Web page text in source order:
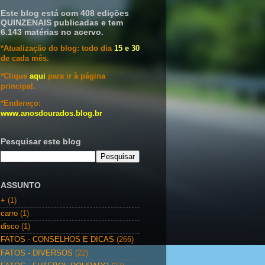
Este blog está com 408 edições
QUINZENAIS publicadas e tem
6.143 matérias no acervo.
*Atualização do blog: todo dia 15 e 30
de cada mês.
*Clique aqui para ir à página
principal.
*Endereço:
www.anosdourados.blog.br
Pesquisar este blog
ASSUNTO
+ (1)
carro (1)
disco (1)
FATOS - CONSELHOS E DICAS (266)
FATOS - DIVERSOS (22)